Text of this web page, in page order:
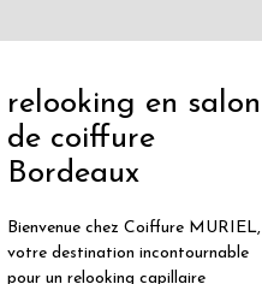
relooking en salon
de coiffure
Bordeaux
Bienvenue chez Coiffure MURIEL,
votre destination incontournable
pour un relooking capillaire